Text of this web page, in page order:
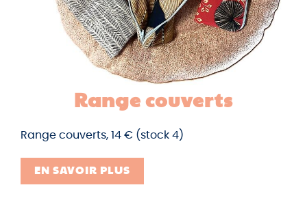
Range couverts
Range couverts, 14 € (stock 4)
EN SAVOIR PLUS